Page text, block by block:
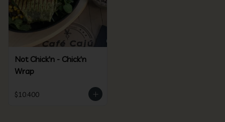
Not Chick'n - Chick'n
Wrap
$10.400